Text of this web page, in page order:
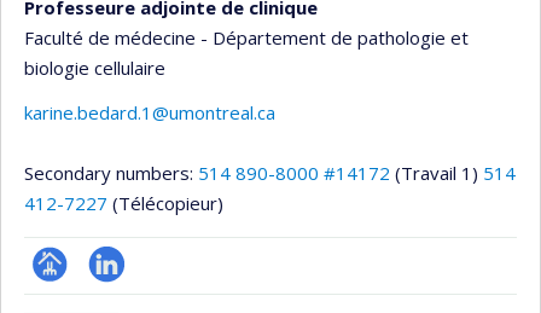
Professeure adjointe de clinique
Faculté de médecine - Département de pathologie et
biologie cellulaire
karine.bedard.1@umontreal.ca
Secondary numbers: 514 890-8000 #14172 (Travail 1) 514
412-7227 (Télécopieur)
Page LinkedIn